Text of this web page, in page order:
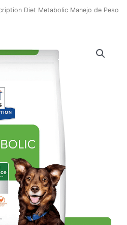
Diet Metabolic Manejo de Peso